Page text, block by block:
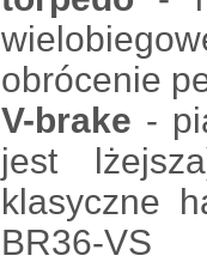
obrócenie
V-brake -
jest
klasyczne
BR36-VS